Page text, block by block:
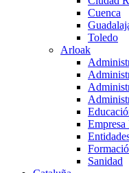
Cuenca
Toledo
Arloak
Empresa
Sanidad